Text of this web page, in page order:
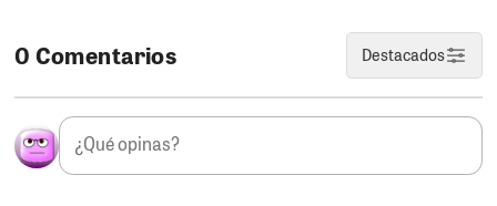
aquel entonces Lito Rosales ya era alcalde de Marcona
y hoy nuevamente ocupa el cargo, pero el problema
sigue exactamente igual. Han pasado los años, han
ingresado millones por canon minero y la población
continúa padeciendo por agua, mientras las
autoridades solo acumulan promesas, excusas y una
0 Comentarios Destacados